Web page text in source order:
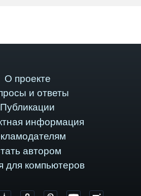
О проекте
и ответы
Публикации
информация
автором
для компьютеров